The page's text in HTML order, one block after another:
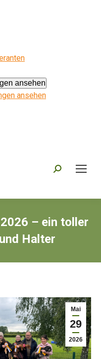
ansehen
ansehen
Search:
– ein toller
Halter
Mai
29
2026